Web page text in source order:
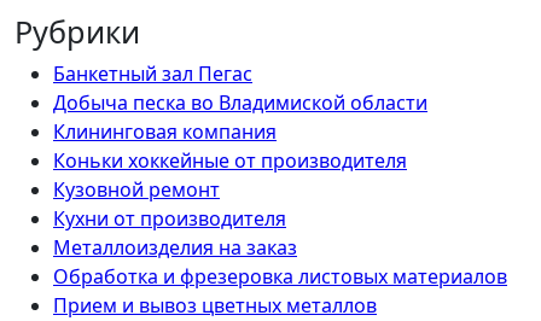
Рубрики
Банкетный зал Пегас
Добыча песка во Владимиской области
Клининговая компания
Коньки хоккейные от производителя
Кузовной ремонт
Кухни от производителя
Металлоизделия на заказ
Обработка и фрезеровка листовых материалов
Прием и вывоз цветных металлов